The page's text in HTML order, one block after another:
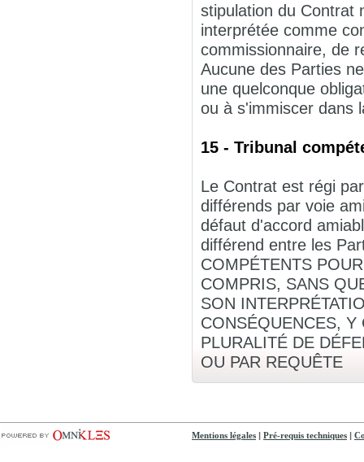
stipulation du Contrat
interprétée comme
commissionnaire, de
Aucune des Parties
une quelconque
ou à s'immiscer dans
15 - Tribunal
Le Contrat est régi
différends par voie
défaut d'accord
différend entre les
COMPÉTENTS
COMPRIS, SANS
SON
CONSÉQUENCES,
PLURALITÉ DE
OU PAR REQUÊTE
Mentions légales Pré-requis techniques